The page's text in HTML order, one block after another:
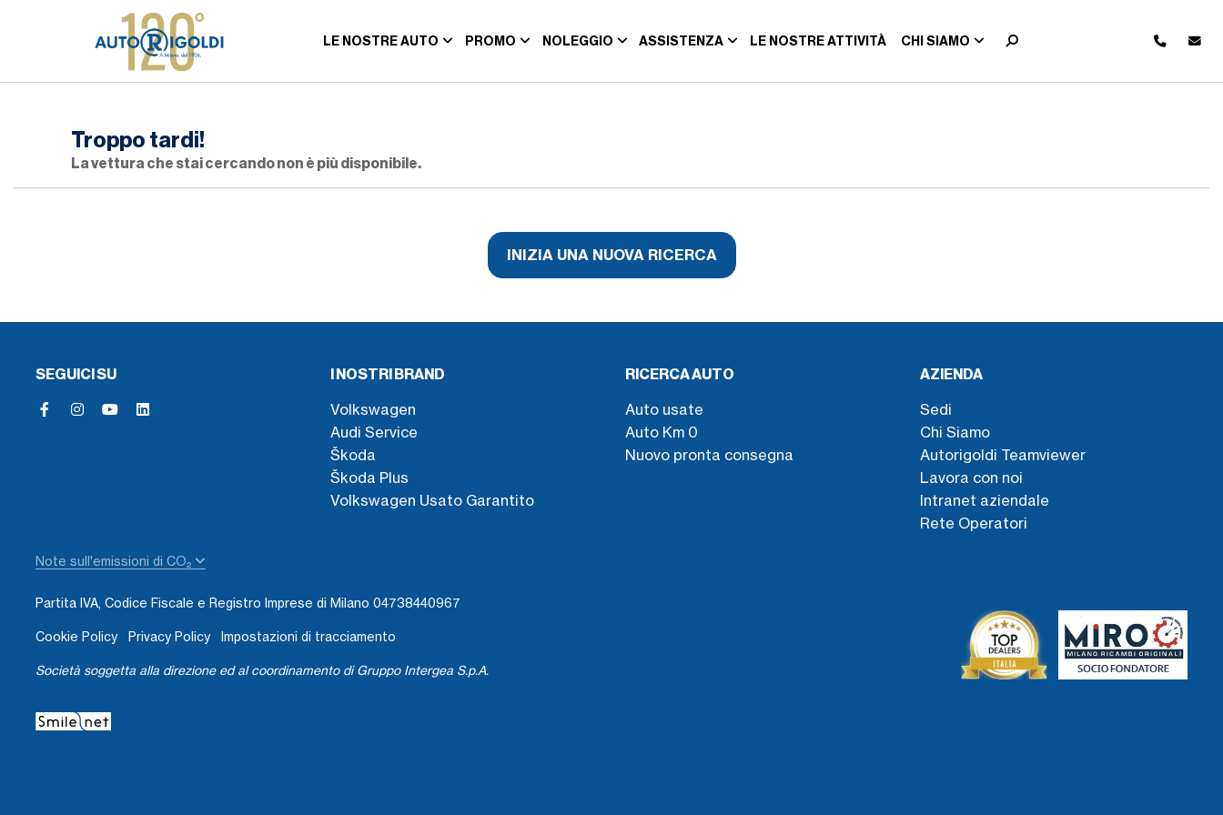
LE NOSTRE AUTO PROMO NOLEGGIO ASSISTENZA LE NOSTRE ATTIVITÀ CHI SIAMO
Troppo tardi!
La vettura che stai cercando non è più disponibile.
INIZIA UNA NUOVA RICERCA
SEGUICI SU I NOSTRI BRAND
Volkswagen
Audi Service
Škoda
Škoda Plus
Volkswagen Usato Garantito
RICERCA AUTO
Auto usate
Auto Km 0
Nuovo pronta consegna
AZIENDA
Sedi
Chi Siamo
Autorigoldi Teamviewer
Lavora con noi
Intranet aziendale
Rete Operatori
Note sull'emissioni di CO₂
Partita IVA, Codice Fiscale e Registro Imprese di Milano 04738440967
Cookie Policy Privacy Policy Impostazioni di tracciamento
Società soggetta alla direzione ed al coordinamento di Gruppo Intergea S.p.A.